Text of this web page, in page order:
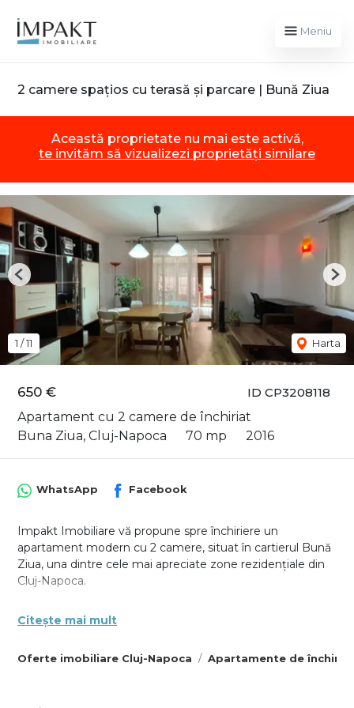
Meniu
2 camere spațios cu terasă și parcare | Bună Ziua
Această proprietate nu mai este activă,
te invităm să vizualizezi proprietăți similare
ID CP3208118
650 €
Apartament cu 2 camere de închiriat
Buna Ziua, Cluj-Napoca
70 mp 2016
1 /11 Harta
Previous
Oferte imobiliare Cluj-Napoca Apartamente de
WhatsApp Facebook
Impakt Imobiliare vă propune spre închiriere un
apartament modern cu 2 camere, situat în cartierul Bună
Ziua, una dintre cele mai apreciate zone rezidențiale din
Cluj-Napoca.
adaugă o terasă generoasă de 12 mp, complet închisă,
Citește mai mult